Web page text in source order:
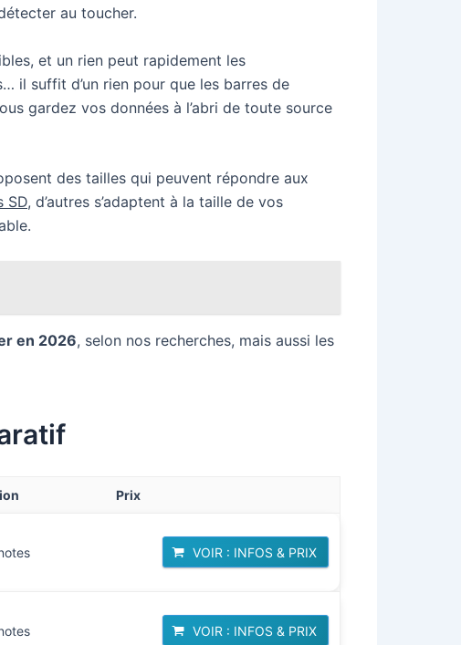
au toucher.
et un rien peut rapidement les
il suffit d’un rien pour que les barres de
gardez vos données à l’abri de toute source
des tailles qui peuvent répondre aux
SD, d’autres s’adaptent à la taille de vos
en 2026, selon nos recherches, mais aussi les
Prix
VOIR : INFOS & PRIX
VOIR : INFOS & PRIX